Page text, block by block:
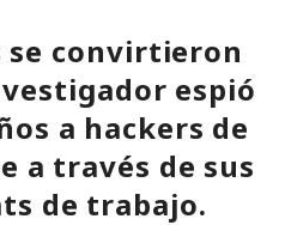
más rápidamente señales
se convirtieron
espió
a hackers de
a través de sus
de trabajo.